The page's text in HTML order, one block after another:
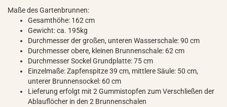
Maße des Gartenbrunnen:
Gesamthöhe: 162 cm
Gewicht: ca. 195kg
Durchmesser der großen, unteren Wasserschale: 90 cm
Durchmesser obere, kleinen Brunnenschale: 62 cm
Durchmesser Sockel Grundplatte: 75 cm
Einzelmaße: Zapfenspitze 39 cm, mittlere Säule: 50 cm,
unterer Brunnensockel: 60 cm
Lieferung erfolgt mit 2 Gummistopfen zum Verschließen der
Ablauflöcher in den 2 Brunnenschalen